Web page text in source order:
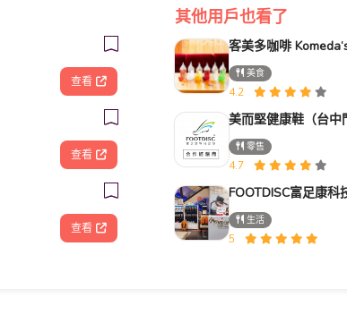
查看
查看
查看
其他用戶也看了
美食
4.2
美而堅健康鞋（台中
零售
4.7
生活
5